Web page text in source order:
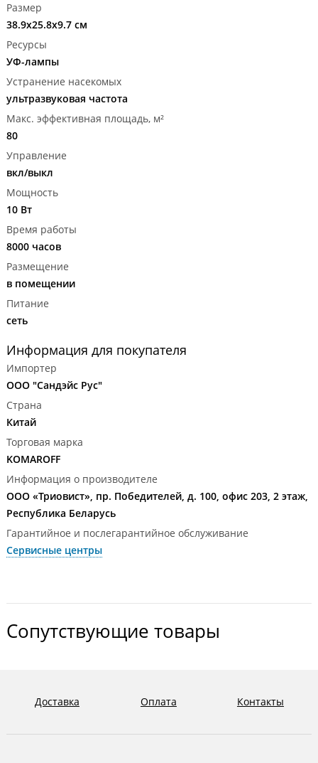
Размер
38.9x25.8x9.7 см
Ресурсы
УФ-лампы
Устранение насекомых
ультразвуковая частота
Макс. эффективная площадь, м²
80
Управление
вкл/выкл
Мощность
10 Вт
Время работы
8000 часов
Размещение
в помещении
Питание
сеть
Информация для покупателя
Импортер
ООО "Сандэйс Рус"
Страна
Китай
Торговая марка
KOMAROFF
Информация о производителе
ООО «Триовист», пр. Победителей, д. 100, офис 203, 2 этаж,
Республика Беларусь
Гарантийное и послегарантийное обслуживание
Сервисные центры
Сопутствующие товары
Доставка Оплата Контакты